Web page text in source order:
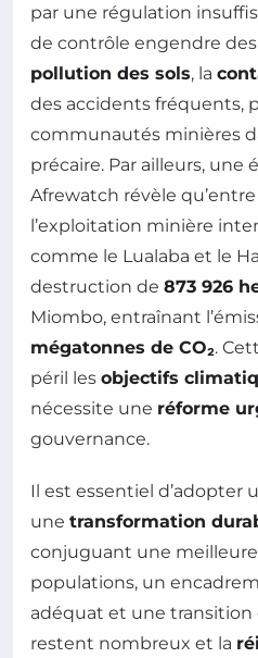
par une régulation
de contrôle engendre
pollution des sols, la
des accidents fréquents,
communautés minières
précaire. Par ailleurs, une
Afrewatch révèle
l’exploitation minière
comme le Lualaba et le
destruction de 873 926
Miombo, entraînant
mégatonnes de CO₂.
péril les objectifs
nécessite une réforme
gouvernance.
Il est essentiel d’adopter
une transformation
conjuguant une
populations, un
adéquat et une transition
restent nombreux et la